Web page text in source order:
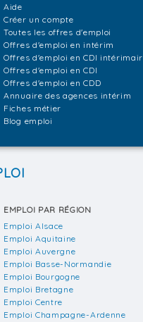
Aide
Créer un compte
Toutes les offres d'emploi
Offres d'emploi en intérim
Offres d'emploi en CDI
Offres d'emploi en CDI
Offres d'emploi en CDD
Annuaire des agences intérim
Fiches métier
Blog emploi
EMPLOI PAR RÉGION
Emploi Alsace
Emploi Aquitaine
Emploi Auvergne
Emploi Basse-Normandie
Emploi Bourgogne
Emploi Bretagne
Emploi Centre
Emploi Champagne-Ardenne